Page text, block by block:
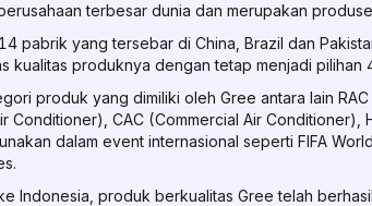
terbesar dunia dan merupakan
pabrik yang tersebar di China, Brazil dan
kualitas produknya dengan tetap menjadi
produk yang dimiliki oleh Gree antara lain
Conditioner), CAC (Commercial Air
dalam event internasional seperti FIFA
Indonesia, produk berkualitas Gree telah